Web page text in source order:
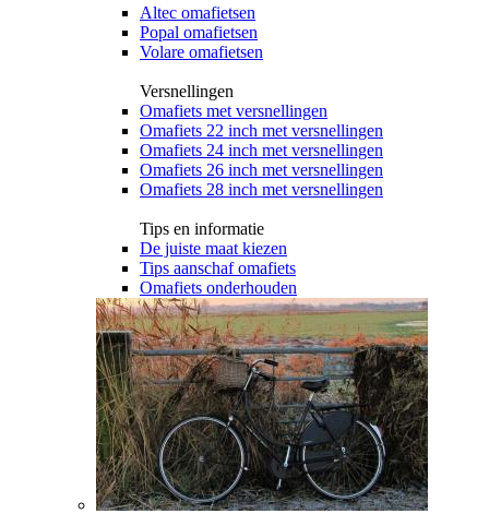
Altec omafietsen
Popal omafietsen
Volare omafietsen
Versnellingen
Omafiets met versnellingen
Omafiets 22 inch met versnellingen
Omafiets 24 inch met versnellingen
Omafiets 26 inch met versnellingen
Omafiets 28 inch met versnellingen
Tips en informatie
De juiste maat kiezen
Tips aanschaf omafiets
Omafiets onderhouden